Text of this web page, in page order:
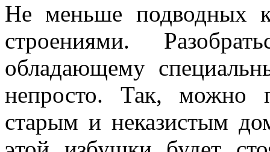
Не меньше подводных
строениями.
обладающему
непросто. Так, можно
старым и неказистым